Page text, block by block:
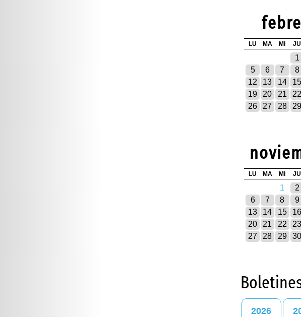
LU MA MI JU
1
5
6 7 8
12
13 14 15
19
20 21 22
26
27 28 29
LU MA MI JU
1 2
6
7 8 9
13
14 15 16
20
21 22 23
27
28 29 30
2026